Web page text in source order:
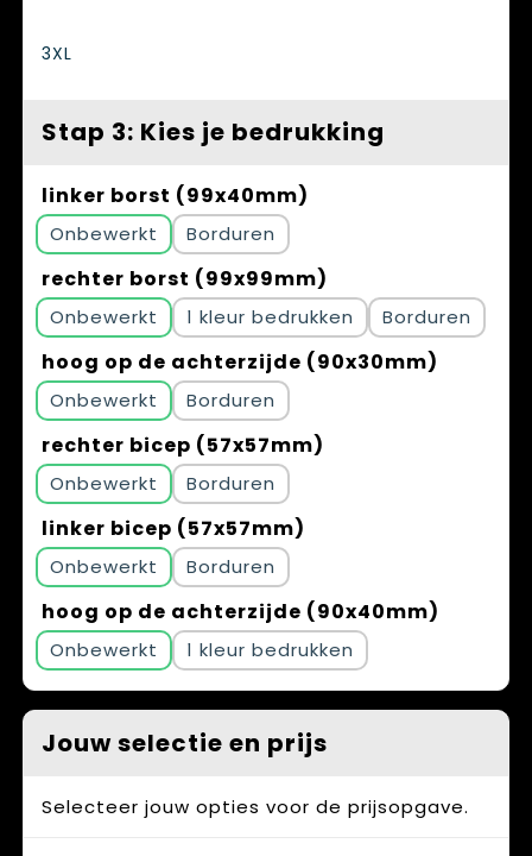
3XL
Stap 3: Kies je bedrukking
linker borst (99x40mm)
Onbewerkt Borduren
rechter borst (99x99mm)
Onbewerkt 1 Borduren
hoog op de achterzijde (90x30mm)
Onbewerkt Borduren
rechter bicep (57x57mm)
Onbewerkt Borduren
linker bicep (57x57mm)
Onbewerkt Borduren
hoog op de achterzijde (90x40mm)
Onbewerkt 1
Jouw selectie en prijs
Selecteer jouw opties voor de prijsopgave.